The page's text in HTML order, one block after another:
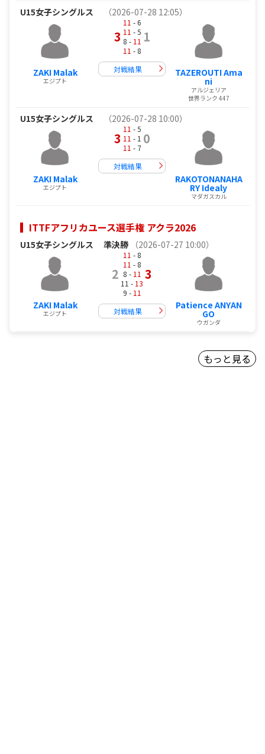
U15女子シングルス （2026-07-28 12:05）
ZAKI Malak
エジプト
3
11 - 6
11 - 5
8 - 11
11 - 8
1
対戦結果 TAZEROUTI Ama
ni
アルジェリア
世界ランク 447
U15女子シングルス （2026-07-28 10:00）
ZAKI Malak
エジプト
3
11 - 5
11 - 1
11 - 7
0
対戦結果
RAKOTONANAHA
RY Idealy
マダガスカル
ITTFアフリカユース選手権 アクラ2026
U15女子シングルス 準決勝 （2026-07-27 10:00）
ZAKI Malak
エジプト
2
11 - 8
11 - 8
8 - 11
11 - 13
9 - 11
3
対戦結果
Patience ANYAN
GO
ウガンダ
もっと見る